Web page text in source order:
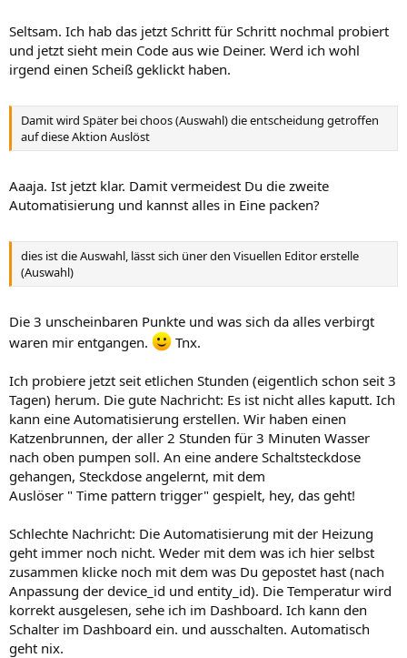
Seltsam. Ich hab das jetzt Schritt für Schritt nochmal probiert
und jetzt sieht mein Code aus wie Deiner. Werd ich wohl
irgend einen Scheiß geklickt haben.
Damit wird Später bei choos (Auswahl) die entscheidung getroffen
auf diese Aktion Auslöst
Aaaja. Ist jetzt klar. Damit vermeidest Du die zweite
Automatisierung und kannst alles in Eine packen?
dies ist die Auswahl, lässt sich üner den Visuellen Editor erstelle
(Auswahl)
Die 3 unscheinbaren Punkte und was sich da alles verbirgt
waren mir entgangen.
Tnx.
Ich probiere jetzt seit etlichen Stunden (eigentlich schon seit 3
Tagen) herum. Die gute Nachricht: Es ist nicht alles kaputt. Ich
kann eine Automatisierung erstellen. Wir haben einen
Katzenbrunnen, der aller 2 Stunden für 3 Minuten Wasser
nach oben pumpen soll. An eine andere Schaltsteckdose
gehangen, Steckdose angelernt, mit dem
Auslöser " Time pattern trigger" gespielt, hey, das geht!
Schlechte Nachricht: Die Automatisierung mit der Heizung
geht immer noch nicht. Weder mit dem was ich hier selbst
zusammen klicke noch mit dem was Du gepostet hast (nach
Anpassung der device_id und entity_id). Die Temperatur wird
korrekt ausgelesen, sehe ich im Dashboard. Ich kann den
Schalter im Dashboard ein. und ausschalten. Automatisch
geht nix.